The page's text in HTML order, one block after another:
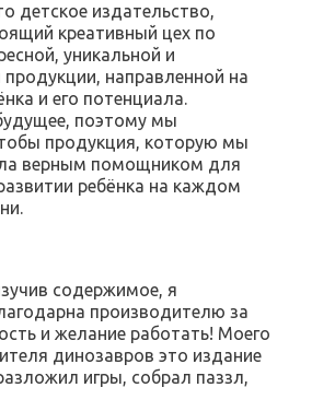
детское издательство,
креативный цех по
уникальной и
продукции, направленной на
и его потенциала.
поэтому мы
продукция, которую мы
верным помощником для
ребёнка на каждом
содержимое, я
производителю за
и желание работать! Моего
динозавров это издание
игры, собрал паззл,